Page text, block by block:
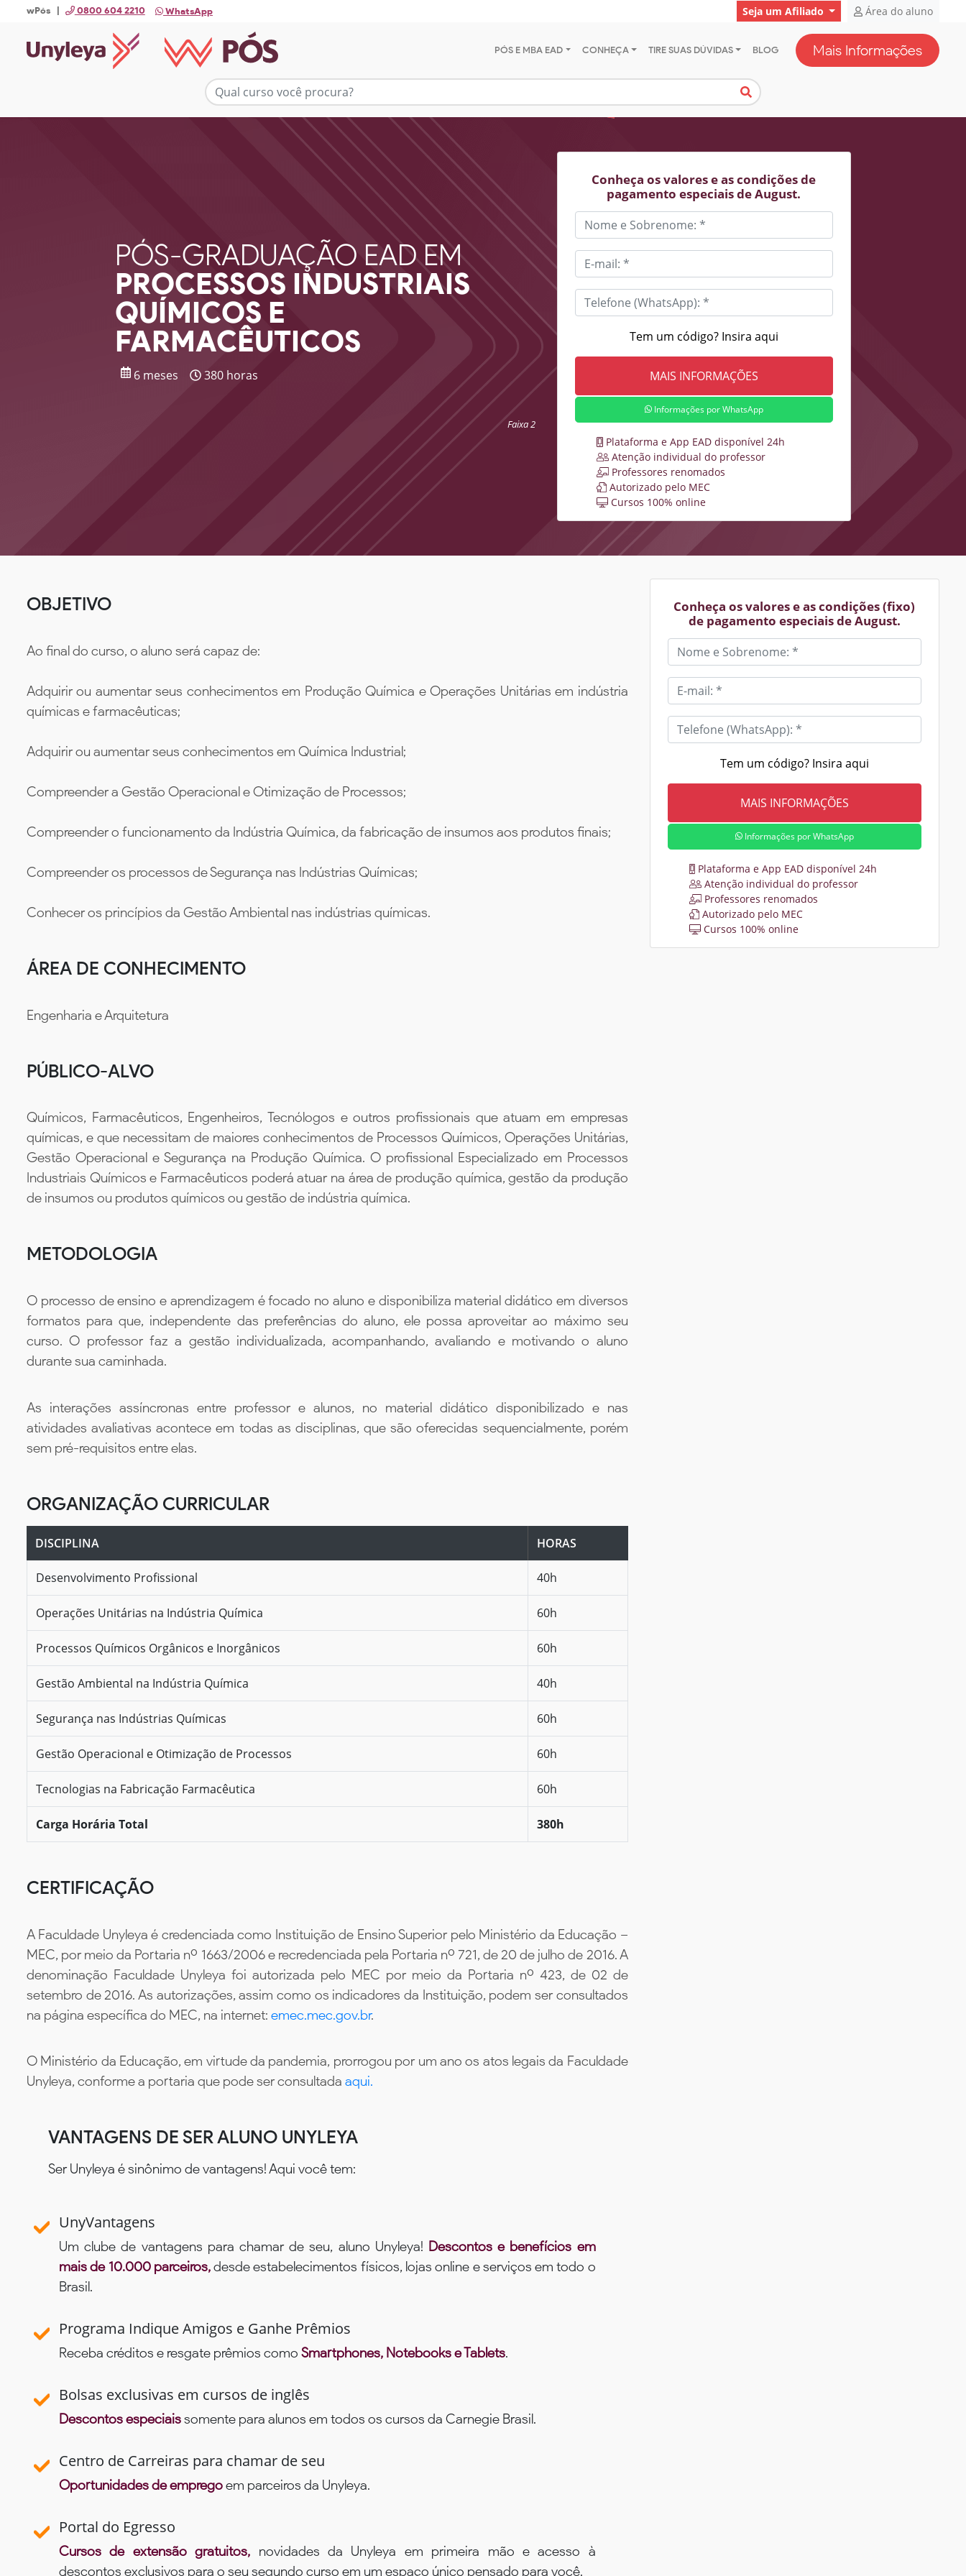
wPós | 0800 604 2210 WhatsApp Seja um Afiliado Área do aluno
PÓS E MBA EAD CONHEÇA TIRE SUAS DÚVIDAS BLOG Mais Informações
PÓS-GRADUAÇÃO EAD EM
PROCESSOS INDUSTRIAIS
QUÍMICOS E
FARMACÊUTICOS
6 meses 380 horas
Faixa 2
Conheça os valores e as condições de
pagamento especiais de August.
Tem um código? Insira aqui
Informações por WhatsApp
Plataforma e App EAD disponível 24h
Atenção individual do professor
Professores renomados
Autorizado pelo MEC
Cursos 100% online
OBJETIVO
Ao final do curso, o aluno será capaz de:
Adquirir ou aumentar seus conhecimentos em Produção Química e Operações Unitárias em indústria
químicas e farmacêuticas;
Adquirir ou aumentar seus conhecimentos em Química Industrial;
Compreender a Gestão Operacional e Otimização de Processos;
Compreender o funcionamento da Indústria Química, da fabricação de insumos aos produtos finais;
Compreender os processos de Segurança nas Indústrias Químicas;
Conhecer os princípios da Gestão Ambiental nas indústrias químicas.
ÁREA DE CONHECIMENTO
Engenharia e Arquitetura
PÚBLICO-ALVO
Químicos, Farmacêuticos, Engenheiros, Tecnólogos e outros profissionais que atuam em empresas
químicas, e que necessitam de maiores conhecimentos de Processos Químicos, Operações Unitárias,
Gestão Operacional e Segurança na Produção Química. O profissional Especializado em Processos
Industriais Químicos e Farmacêuticos poderá atuar na área de produção química, gestão da produção
de insumos ou produtos químicos ou gestão de indústria química.
METODOLOGIA
O processo de ensino e aprendizagem é focado no aluno e disponibiliza material didático em diversos
formatos para que, independente das preferências do aluno, ele possa aproveitar ao máximo seu
curso. O professor faz a gestão individualizada, acompanhando, avaliando e motivando o aluno
durante sua caminhada.
As interações assíncronas entre professor e alunos, no material didático disponibilizado e nas
atividades avaliativas acontece em todas as disciplinas, que são oferecidas sequencialmente, porém
sem pré-requisitos entre elas.
ORGANIZAÇÃO CURRICULAR
DISCIPLINA HORAS
Desenvolvimento Profissional 40h
Operações Unitárias na Indústria Química 60h
Processos Químicos Orgânicos e Inorgânicos 60h
Gestão Ambiental na Indústria Química 40h
Segurança nas Indústrias Químicas 60h
Gestão Operacional e Otimização de Processos 60h
Tecnologias na Fabricação Farmacêutica 60h
Carga Horária Total 380h
CERTIFICAÇÃO
A Faculdade Unyleya é credenciada como Instituição de Ensino Superior pelo Ministério da Educação –
MEC, por meio da Portaria nº 1663/2006 e recredenciada pela Portaria nº 721, de 20 de julho de 2016. A
denominação Faculdade Unyleya foi autorizada pelo MEC por meio da Portaria nº 423, de 02 de
setembro de 2016. As autorizações, assim como os indicadores da Instituição, podem ser consultados
na página específica do MEC, na internet: emec.mec.gov.br.
O Ministério da Educação, em virtude da pandemia, prorrogou por um ano os atos legais da Faculdade
Unyleya, conforme a portaria que pode ser consultada aqui.
VANTAGENS DE SER ALUNO UNYLEYA
Ser Unyleya é sinônimo de vantagens! Aqui você tem:
UnyVantagens
Um clube de vantagens para chamar de seu, aluno Unyleya! Descontos e benefícios em
mais de 10.000 parceiros,desde estabelecimentos físicos, lojas online e serviços em todo o
Brasil.
Programa Indique Amigos e Ganhe Prêmios
Receba créditos e resgate prêmios como Smartphones, Notebooks e Tablets.
Bolsas exclusivas em cursos de inglês
Descontos especiaissomente para alunos em todos os cursos da Carnegie Brasil.
Centro de Carreiras para chamar de seu
Oportunidades de empregoem parceiros da Unyleya.
Portal do Egresso
Cursos de extensão gratuitos, novidades da Unyleya em primeira mão e acesso à
descontos exclusivos para o seu segundo curso em um espaço único pensado para você.
Conheça os valores e as condições (fixo)
de pagamento especiais de August.
Tem um código? Insira aqui
Informações por WhatsApp
Plataforma e App EAD disponível 24h
Atenção individual do professor
Professores renomados
Autorizado pelo MEC
Cursos 100% online